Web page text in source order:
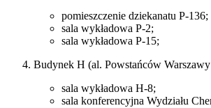
pomieszczenie dziekanatu P-136;
sala wykładowa P-2;
sala wykładowa P-15;
Budynek H (al. Powstańców
sala wykładowa H-8;
sala konferencyjna Wydziału